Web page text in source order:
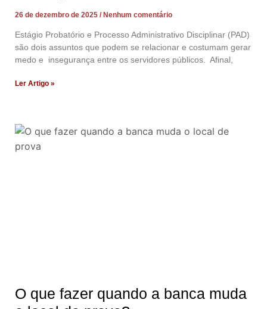
26 de dezembro de 2025 Nenhum comentário
Estágio Probatório e Processo Administrativo Disciplinar (PAD)
são dois assuntos que podem se relacionar e costumam gerar
medo e insegurança entre os servidores públicos. Afinal,
Ler Artigo »
O que fazer quando a banca muda